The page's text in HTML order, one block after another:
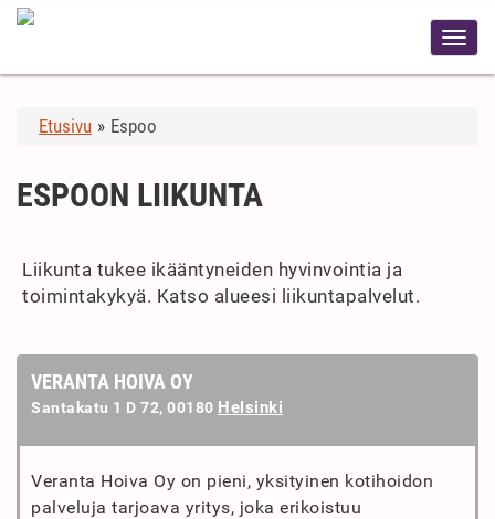
Etusivu » Espoo
ESPOON LIIKUNTA
Liikunta tukee ikääntyneiden hyvinvointia ja
toimintakykyä. Katso alueesi liikuntapalvelut.
VERANTA HOIVA OY
Santakatu 1 D 72, 00180 Helsinki
Veranta Hoiva Oy on pieni, yksityinen kotihoidon
palveluja tarjoava yritys, joka erikoistuu